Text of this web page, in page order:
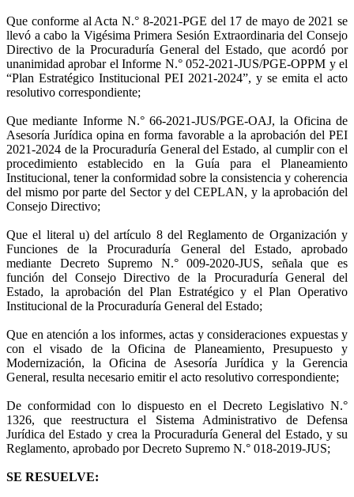
Que conforme al Acta N.° 8-2021-PGE del 17 de mayo de 2021 se
llevó a cabo la Vigésima Primera Sesión Extraordinaria del Consejo
Directivo de la Procuraduría General del Estado, que acordó por
unanimidad aprobar el Informe N.° 052-2021-JUS/PGE-OPPM y el
“Plan Estratégico Institucional PEI 2021-2024”, y se emita el acto
resolutivo correspondiente;
Que mediante Informe N.° 66-2021-JUS/PGE-OAJ, la Oficina de
Asesoría Jurídica opina en forma favorable a la aprobación del PEI
2021-2024 de la Procuraduría General del Estado, al cumplir con el
procedimiento establecido en la Guía para el Planeamiento
Institucional, tener la conformidad sobre la consistencia y coherencia
del mismo por parte del Sector y del CEPLAN, y la aprobación del
Consejo Directivo;
Que el literal u) del artículo 8 del Reglamento de Organización y
Funciones de la Procuraduría General del Estado, aprobado
mediante Decreto Supremo N.° 009-2020-JUS, señala que es
función del Consejo Directivo de la Procuraduría General del
Estado, la aprobación del Plan Estratégico y el Plan Operativo
Institucional de la Procuraduría General del Estado;
Que en atención a los informes, actas y consideraciones expuestas y
con el visado de la Oficina de Planeamiento, Presupuesto y
Modernización, la Oficina de Asesoría Jurídica y la Gerencia
General, resulta necesario emitir el acto resolutivo correspondiente;
De conformidad con lo dispuesto en el Decreto Legislativo N.°
1326, que reestructura el Sistema Administrativo de Defensa
Jurídica del Estado y crea la Procuraduría General del Estado, y su
Reglamento, aprobado por Decreto Supremo N.° 018-2019-JUS;
SE RESUELVE: